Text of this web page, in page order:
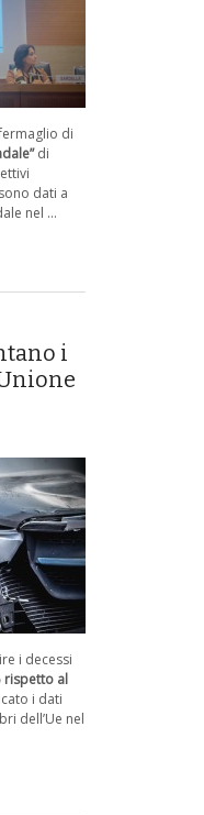
di
di
dati a
nel …
i
i decessi
rispetto al
i dati
dell’Ue nel